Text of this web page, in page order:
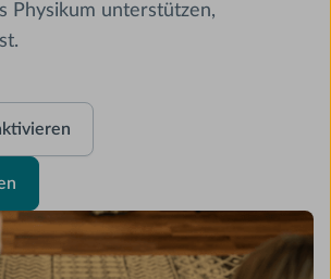
Physikum unterstützen,